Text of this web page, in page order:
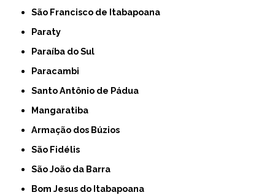
São Francisco de Itabapoana
Paraty
Paraíba do Sul
Paracambi
Santo Antônio de Pádua
Mangaratiba
Armação dos Búzios
São Fidélis
São João da Barra
Bom Jesus do Itabapoana